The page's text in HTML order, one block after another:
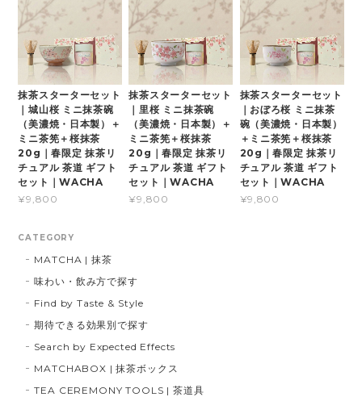
抹茶スターターセット
｜城山桜 ミニ抹茶碗
（美濃焼・日本製）＋
ミニ茶筅＋桜抹茶
20g｜春限定 抹茶リ
チュアル 茶道 ギフト
セット｜WACHA
¥9,800
抹茶スターターセット
｜里桜 ミニ抹茶碗
（美濃焼・日本製）＋
ミニ茶筅＋桜抹茶
20g｜春限定 抹茶リ
チュアル 茶道 ギフト
セット｜WACHA
¥9,800
抹茶スターターセット
｜おぼろ桜 ミニ抹茶
碗（美濃焼・日本製）
＋ミニ茶筅＋桜抹茶
20g｜春限定 抹茶リ
チュアル 茶道 ギフト
セット｜WACHA
¥9,800
CATEGORY
MATCHA | 抹茶
味わい・飲み方で探す
Find by Taste & Style
期待できる効果別で探す
Search by Expected Effects
MATCHABOX | 抹茶ボックス
TEA CEREMONY TOOLS | 茶道具